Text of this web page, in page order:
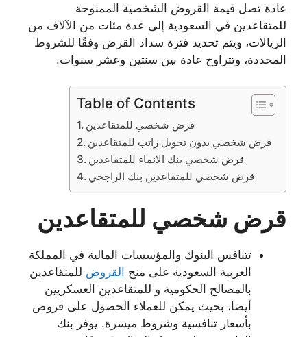
عادة تصل قيمة القروض الشخصية الممنوحة
للمتقاعدين في السعودية إلى عدة مئات من الآلاف من
الريالات، ويتم تحديد فترة سداد القرض وفقًا للشروط
المحددة، وتتراوح عادة بين سنتين وعشر سنوات.
Table of Contents
قرض شخصي للمتقاعدين
قرض شخصي بدون تحويل راتب للمتقاعدين
قرض شخصي بنك الانماء للمتقاعدين
قرض شخصي للمتقاعدين بنك الراجحي
قرض شخصي للمتقاعدين
تتنافس البنوك والمؤسسات المالية في المملكة
العربية السعودية على منح القروض للمتقاعدين
بالمصالح الحكومية و للمتقاعدين العسكريين
أيضا، بحيث يمكن للعملاء الحصول على قروض
بأسعار تنافسية وشروط ميسرة. يوفر بنك